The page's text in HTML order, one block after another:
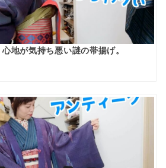
地が気持ち悪い謎の帯揚げ。